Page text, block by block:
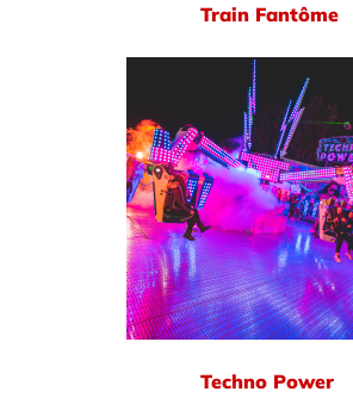
Train Fantôme
Techno Power